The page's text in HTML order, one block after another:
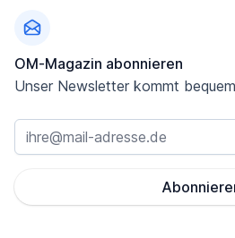
OM-Magazin abonnieren
Unser Newsletter kommt